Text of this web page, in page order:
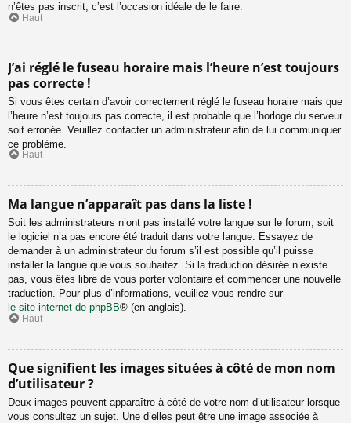
n’êtes pas inscrit, c’est l’occasion idéale de le faire.
Haut
J’ai réglé le fuseau horaire mais l’heure n’est toujours
pas correcte !
Si vous êtes certain d’avoir correctement réglé le fuseau horaire mais que
l’heure n’est toujours pas correcte, il est probable que l’horloge du serveur
soit erronée. Veuillez contacter un administrateur afin de lui communiquer
ce problème.
Haut
Ma langue n’apparaît pas dans la liste !
Soit les administrateurs n’ont pas installé votre langue sur le forum, soit
le logiciel n’a pas encore été traduit dans votre langue. Essayez de
demander à un administrateur du forum s’il est possible qu’il puisse
installer la langue que vous souhaitez. Si la traduction désirée n’existe
pas, vous êtes libre de vous porter volontaire et commencer une nouvelle
traduction. Pour plus d’informations, veuillez vous rendre sur
le site internet de phpBB® (en anglais).
Haut
Que signifient les images situées à côté de mon nom
d’utilisateur ?
Deux images peuvent apparaître à côté de votre nom d’utilisateur lorsque
vous consultez un sujet. Une d’elles peut être une image associée à